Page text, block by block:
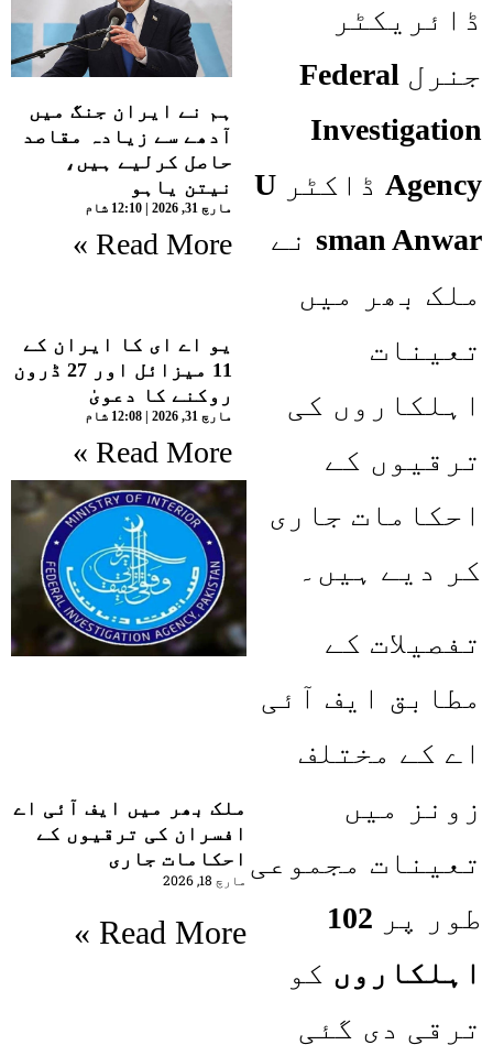
ڈائریکٹر
جنرل Federal
Investigation
Agency ڈاکٹر U
sman Anwar نے
ملک بھر میں
تعینات
اہلکاروں کی
ترقیوں کے
احکامات جاری
کر دیے ہیں۔
تفصیلات کے
مطابق ایف آئی
اے کے مختلف
زونز میں
تعینات مجموعی
طور پر 102
اہلکاروں کو
ترقی دی گئی
ہم نے ایران جنگ میں
آدھے سے زیادہ مقاصد
حاصل کرلیے ہیں،
نیتن یاہو
مارچ 31, 2026 12:10 شام
Read More »
یو اے ای کا ایران کے
11 میزائل اور 27 ڈرون
روکنے کا دعویٰ
مارچ 31, 2026 12:08 شام
Read More »
ملک بھر میں ایف آئی اے
افسران کی ترقیوں کے
احکامات جاری
مارچ 18, 2026
Read More »